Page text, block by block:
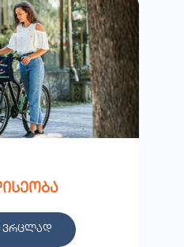
ვრცლად